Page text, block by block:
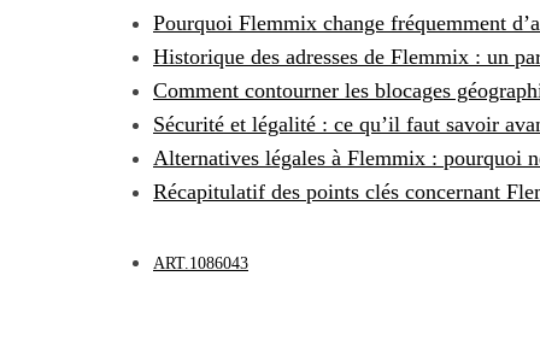
Pourquoi Flemmix change fréquemment
Historique des adresses de Flemmix : un
Comment contourner les blocages
Sécurité et légalité : ce qu’il faut savoir
Alternatives légales à Flemmix : pourquoi
Récapitulatif des points clés concernant
ART.1086043S